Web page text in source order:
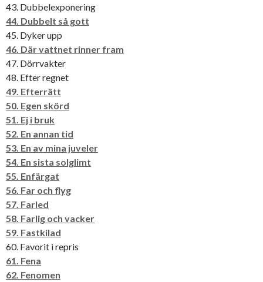
43. Dubbelexponering
44. Dubbelt så gott
45. Dyker upp
46. Där vattnet rinner fram
47. Dörrvakter
48. Efter regnet
49. Efterrätt
50. Egen skörd
51. Ej i bruk
52. En annan tid
53. En av mina juveler
54. En sista solglimt
55. Enfärgat
56. Far och flyg
57. Farled
58. Farlig och vacker
59. Fastkilad
60. Favorit i repris
61. Fena
62. Fenomen